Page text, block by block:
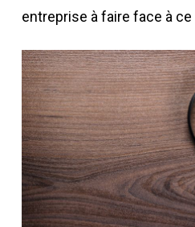
entreprise à faire face à